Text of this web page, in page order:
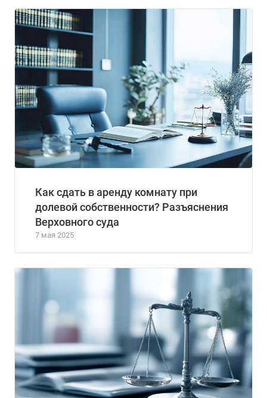
Как сдать в аренду комнату при
долевой собственности? Разъяснения
Верховного суда
7 мая 2025